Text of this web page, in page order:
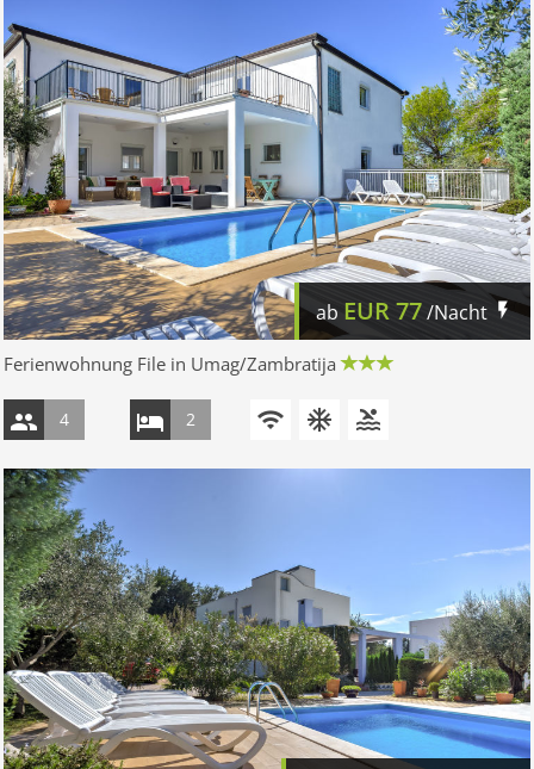
ab EUR77/Nacht
Ferienwohnung File in Umag/Zambratija
4 2